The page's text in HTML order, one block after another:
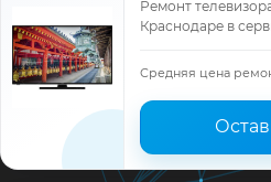
Ремонт
Краснодаре в
ремонта, запчасти
месяцев.
Средняя цена